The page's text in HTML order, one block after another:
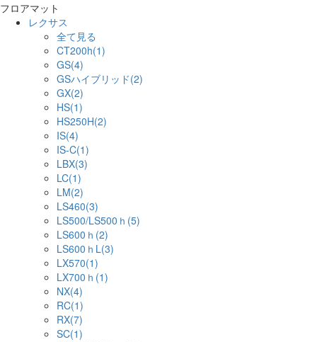
フロアマット
レクサス
全て見る
CT200h(1)
GS(4)
GSハイブリッド(2)
GX(2)
HS(1)
HS250H(2)
IS(4)
IS-C(1)
LBX(3)
LC(1)
LM(2)
LS460(3)
LS500/LS500ｈ(5)
LS600ｈ(2)
LS600ｈL(3)
LX570(1)
LX700ｈ(1)
NX(4)
RC(1)
RX(7)
SC(1)